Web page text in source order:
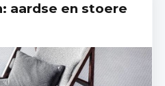
aardse en stoere